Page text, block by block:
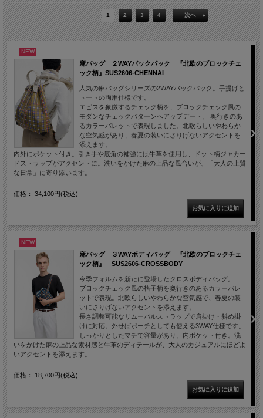
1 2 3 4 次へ
NEW
麻バッグ ２WAYバックパック 『北欧のブロックチェ
ック柄』SUS2606-CHENNAI
人気の麻バッグシリーズの2WAYバックパック。手提げと
トートの両用仕様です。
エピスを象徴するチェック柄を、ブロックチェック風の
モダンなチェックパターンへアップデート、 奥行きのあ
るカラーパレットで表現しました。北欧らしいやわらか
な空気感があり、春夏の装いにさりげないアクセントを
添えます。
内外にポケット付き。引き手や底角の補強には牛革を使用し、ドット柄ジャカー
ドストラップがアクセントに。洗いをかけた麻の上品な風合いが、「大人の上質
な日常」に寄り添います。
価格： 34,100円(税込)
NEW
麻バッグ ３WAYボディバッグ 『北欧のブロックチェ
ック柄』 SUS2606-CROSSBODY
今季フォルムを新たに登場したクロスボディバッグ。
ブロックチェック風の格子柄を奥行きのあるカラーパレ
ットで表現。北欧らしいやわらかな空気感で、春夏の装
いにさりげないアクセントを添えます。
長さ調整可能なリムーバルストラップで肩掛け・斜め掛
けに対応。外せばポーチとしても使える3WAY仕様です。
しっかりとしたマチで容量があり、内ポケット付き。洗
いをかけた麻の上品な素材感と牛革のディテールが、大人のカジュアルにほどよ
いアクセントを添えます。
価格： 18,700円(税込)